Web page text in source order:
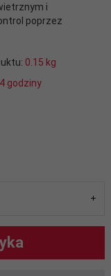
i
poprzez
0.15 kg
godziny